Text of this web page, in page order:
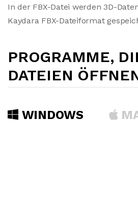
In der FBX-Datei werden 3D-
Kaydara FBX-Dateiformat
PROGRAMME,
DATEIEN
WINDOWS